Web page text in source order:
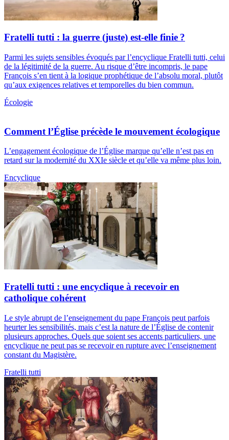
Fratelli tutti : la guerre (juste) est-elle finie ?
Parmi les sujets sensibles évoqués par l’encyclique Fratelli tutti, celui
de la légitimité de la guerre. Au risque d’être incompris, le pape
François s’en tient à la logique prophétique de l’absolu moral, plutôt
qu’aux exigences relatives et temporelles du bien commun.
Écologie
Comment l’Église précède le mouvement écologique
L’engagement écologique de l’Église marque qu’elle n’est pas en
retard sur la modernité du XXIe siècle et qu’elle va même plus loin.
Encyclique
Fratelli tutti : une encyclique à recevoir en
catholique cohérent
Le style abrupt de l’enseignement du pape François peut parfois
heurter les sensibilités, mais c’est la nature de l’Église de contenir
plusieurs approches. Quels que soient ses accents particuliers, une
encyclique ne peut pas se recevoir en rupture avec l’enseignement
constant du Magistère.
Fratelli tutti